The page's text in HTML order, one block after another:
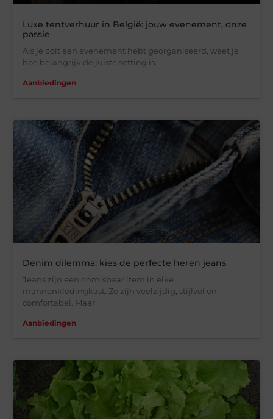
Luxe tentverhuur in België: jouw evenement, onze
passie
Als je ooit een evenement hebt georganiseerd, weet je
hoe belangrijk de juiste setting is.
Aanbiedingen
Denim dilemma: kies de perfecte heren jeans
Jeans zijn een onmisbaar item in elke
mannenkledingkast. Ze zijn veelzijdig, stijlvol en
comfortabel. Maar
Aanbiedingen